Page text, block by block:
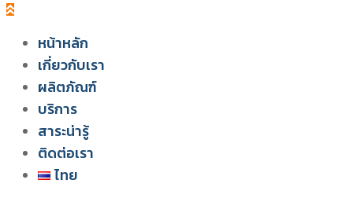
หน้าหลัก
เกี่ยวกับเรา
สยาม วอเตอร์ เฟลม
ผลิตภัณฑ์
ระบบโซลูชัน สำหรับฟาร์มไก่
บริการ
สาระน่ารู้
ติดต่อเรา
ไทย